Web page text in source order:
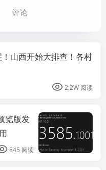
评论
山西开始大排查！各村
2.2W 阅读
览版发
845 阅读